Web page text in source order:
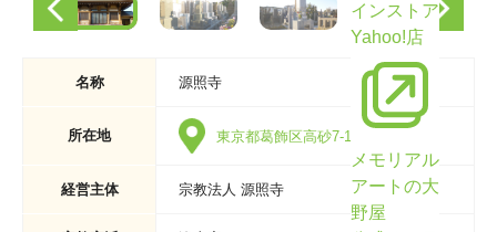
インストア
Yahoo!店
メモリアル
アートの大
野屋
名称 源照寺
所在地 東京都葛飾区高砂7-13-34
経営主体 宗教法人 源照寺